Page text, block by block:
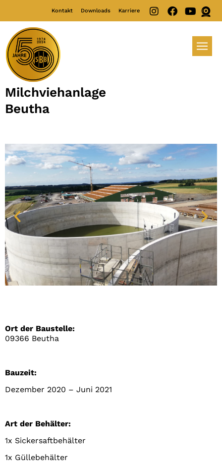
Kontakt Downloads Karriere
Milchviehanlage
Beutha
Ort der Baustelle:
09366 Beutha
Bauzeit:
Dezember 2020 – Juni 2021
Art der Behälter:
1x Sickersaftbehälter
1x Güllebehälter